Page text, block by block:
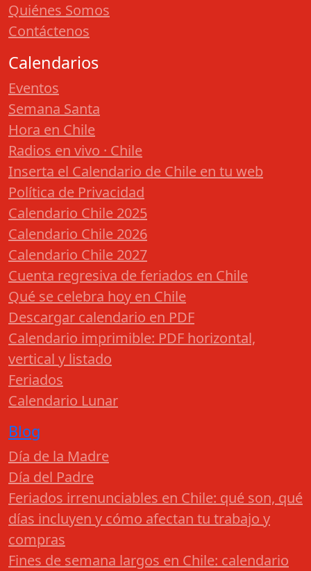
Quiénes Somos
Contáctenos
Calendarios
Eventos
Semana Santa
Hora en Chile
Radios en vivo · Chile
Inserta el Calendario de Chile en tu web
Política de Privacidad
Calendario Chile 2025
Calendario Chile 2026
Calendario Chile 2027
Cuenta regresiva de feriados en Chile
Qué se celebra hoy en Chile
Descargar calendario en PDF
Calendario imprimible: PDF horizontal,
vertical y listado
Feriados
Calendario Lunar
Blog
Día de la Madre
Día del Padre
Feriados irrenunciables en Chile: qué son, qué
días incluyen y cómo afectan tu trabajo y
compras
Fines de semana largos en Chile: calendario